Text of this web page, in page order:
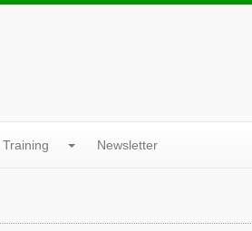
Training Newsletter